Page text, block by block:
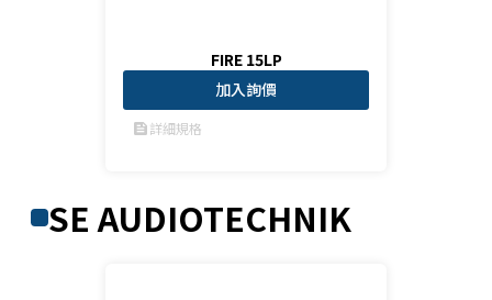
FIRE 15LP
加入詢價
feed詳細規格
SE AUDIOTECHNIK